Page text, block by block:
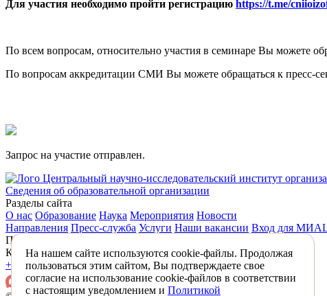
На нашем сайте используются cookie-файлы. Продолжая
пользоваться этим сайтом, Вы подтверждаете свое
согласие на использование cookie-файлов в соответствии
с настоящим уведомлением и Политикой
Для участия необходимо пройти регистрацию https://t.me/
По всем вопросам, относительно участия в семинаре Вы можете
По вопросам аккредитации СМИ Вы можете обращаться к
Запрос на участие отправлен.
Центральный научно-исследовательский институт
Сведения об образовательной организации
Разделы сайта
О нас Образование Наука Мероприятия Новости
Направления Пресс-служба Услуги Наши вакансии Вход для
Подписаться на новости
Контакты
+7 (495) 618-31-83 mail@mednet.ru